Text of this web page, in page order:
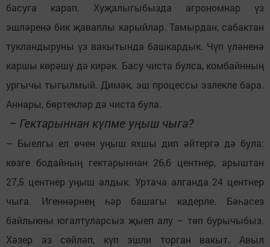
басуга карап. Хуҗалыгыбызда агрономнар үз
эшләренә бик җаваплы карыйлар. Тамырдан, сабактан
тукландыруны үз вакытында башкардык. Чүп үләненә
каршы көрәшү дә кирәк. Басу чиста булса, комбайнның
ургычы тыгылмый. Димәк, эш процессы эзлекле бара.
Аннары, бөртекләр дә чиста була.
– Гектарыннан күпме уңыш чыга?
– Быелгы ел өчен уңыш яхшы дип әйтергә дә була:
көзге бодайның гектарыннан 26,6 центнер, арыштан
27,5 центнер уңыш алдык. Уртача алганда 24 центнер
чыга. Игеннәрнең һәр башагы кадерле. Бәһасез
байлыкны югалтуларсыз җыеп алу – төп бурычыбыз.
Хәзер аз сөйләп, күп эшли торган вакыт. Авыл